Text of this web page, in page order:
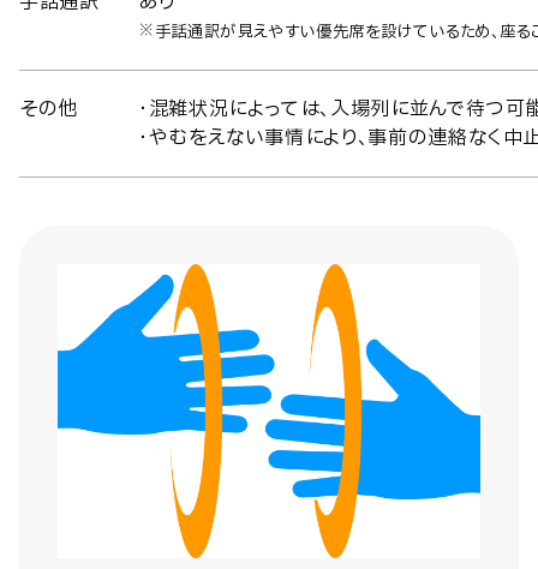
※手話通訳が見えやすい優先席を設けているため、座る
その他
・混雑状況によっては、入場列に並んで待つ可
・やむをえない事情により、事前の連絡なく中